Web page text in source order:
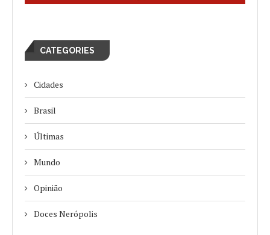
CATEGORIES
Cidades
Brasil
Últimas
Mundo
Opinião
Doces Nerópolis